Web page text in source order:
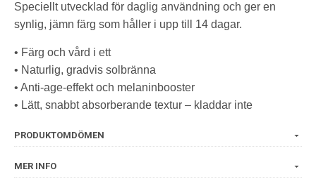
Speciellt utvecklad för daglig användning och ger en
synlig, jämn färg som håller i upp till 14 dagar.
• Färg och vård i ett
• Naturlig, gradvis solbränna
• Anti-age-effekt och melaninbooster
• Lätt, snabbt absorberande textur – kladdar inte
PRODUKTOMDÖMEN
MER INFO